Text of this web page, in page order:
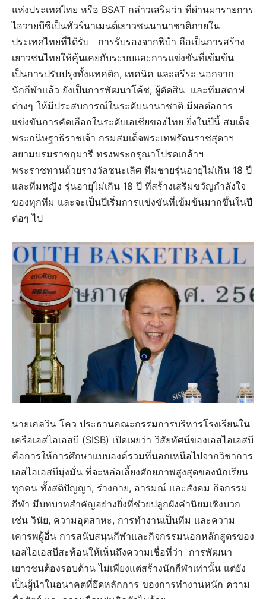
แห่งประเทศไทย หรือ BSAT กล่าวเสริมว่า ที่ผ่านมารายการ
ไอวายบีซีเป็นทัวร์นาเมนต์เยาวชนนานาชาติภายใน
ประเทศไทยที่ได้รับ การรับรองจากฟีบ้า ถือเป็นการสร้าง
เยาวชนไทยให้คุ้นเคยกับระบบและการแข่งขันที่เข้มข้น
เป็นการปรับปรุงทั้งแทคติก, เทคนิค และสรีระ นอกจาก
นักกีฬาแล้ว ยังเป็นการพัฒนาโค้ช, ผู้ตัดสิน และทีมสตาฟ
ต่างๆ ให้มีประสบการณ์ในระดับนานาชาติ มีผลต่อการ
แข่งขันการคัดเลือกในระดับเอเชียของไทย ยิ่งในปีนี้ สมเด็จ
พระกนิษฐาธิราชเจ้า กรมสมเด็จพระเทพรัตนราชสุดาฯ
สยามบรมราชกุมารี ทรงพระกรุณาโปรดเกล้าฯ
พระราชทานถ้วยรางวัลชนะเลิศ ทีมชายรุ่นอายุไม่เกิน 18 ปี
และทีมหญิง รุ่นอายุไม่เกิน 18 ปี ที่สร้างเสริมขวัญกำลังใจ
ของทุกทีม และจะเป็นปีเริ่มการแข่งขันที่เข้มข้นมากขึ้นในปี
ต่อๆ ไป
นายเคลวิน โคว ประธานคณะกรรมการบริหารโรงเรียนใน
เครือเอสไอเอสบี (SISB) เปิดเผยว่า วิสัยทัศน์ของเอสไอเอสบี
คือการให้การศึกษาแบบองค์รวมที่นอกเหนือไปจากวิชาการ
เอสไอเอสบีมุ่งมั่น ที่จะหล่อเลี้ยงศักยภาพสูงสุดของนักเรียน
ทุกคน ทั้งสติปัญญา, ร่างกาย, อารมณ์ และสังคม กิจกรรม
กีฬา มีบทบาทสําคัญอย่างยิ่งที่ช่วยปลูกฝังค่านิยมเชิงบวก
เช่น วินัย, ความอุตสาหะ, การทํางานเป็นทีม และความ
เคารพผู้อื่น การสนับสนุนกีฬาและกิจกรรมนอกหลักสูตรของ
เอสไอเอสบีสะท้อนให้เห็นถึงความเชื่อที่ว่า การพัฒนา
เยาวชนต้องรอบด้าน ไม่เพียงแต่สร้างนักกีฬาเท่านั้น แต่ยัง
เป็นผู้นําในอนาคตที่ยึดหลักการ ของการทํางานหนัก ความ